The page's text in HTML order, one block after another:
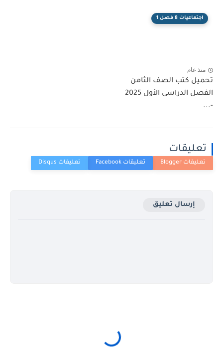
اجتماعيات 8 فصل 1
منذ عام
تحميل كتب الصف الثامن
الفصل الدراسى الأول 2025
-...
تعليقات
إرسال تعليق